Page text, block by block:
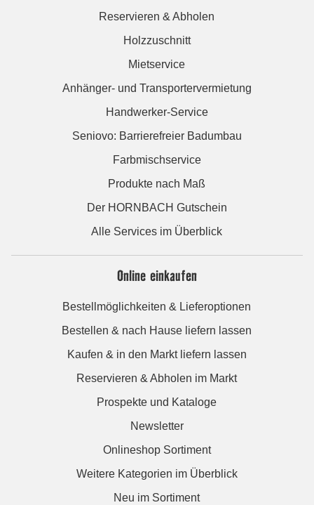
Reservieren & Abholen
Holzzuschnitt
Mietservice
Anhänger- und Transportervermietung
Handwerker-Service
Seniovo: Barrierefreier Badumbau
Farbmischservice
Produkte nach Maß
Der HORNBACH Gutschein
Alle Services im Überblick
Online einkaufen
Bestellmöglichkeiten & Lieferoptionen
Bestellen & nach Hause liefern lassen
Kaufen & in den Markt liefern lassen
Reservieren & Abholen im Markt
Prospekte und Kataloge
Newsletter
Onlineshop Sortiment
Weitere Kategorien im Überblick
Neu im Sortiment